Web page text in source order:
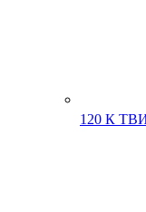
120 К